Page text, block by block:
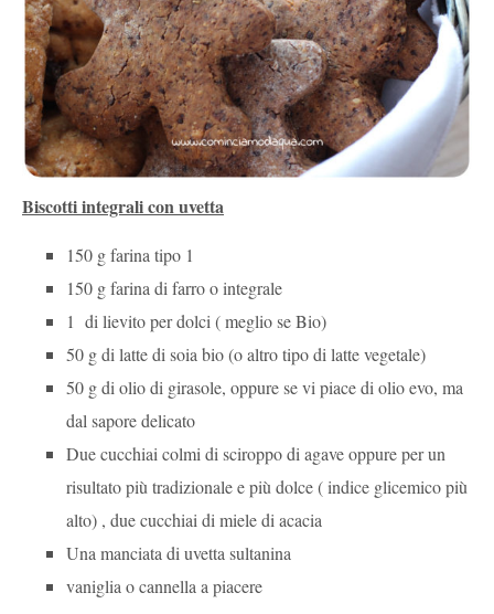
Biscotti integrali con uvetta
150 g farina tipo 1
150 g farina di farro o integrale
1 di lievito per dolci ( meglio se Bio)
50 g di latte di soia bio (o altro tipo di latte vegetale)
50 g di olio di girasole, oppure se vi piace di olio evo, ma
dal sapore delicato
Due cucchiai colmi di sciroppo di agave oppure per un
risultato più tradizionale e più dolce ( indice glicemico più
alto) , due cucchiai di miele di acacia
Una manciata di uvetta sultanina
vaniglia o cannella a piacere